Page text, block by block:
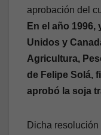
aprobación del
En el año
Unidos y
Agricultura,
de Felipe Solá,
aprobó la soja
Dicha